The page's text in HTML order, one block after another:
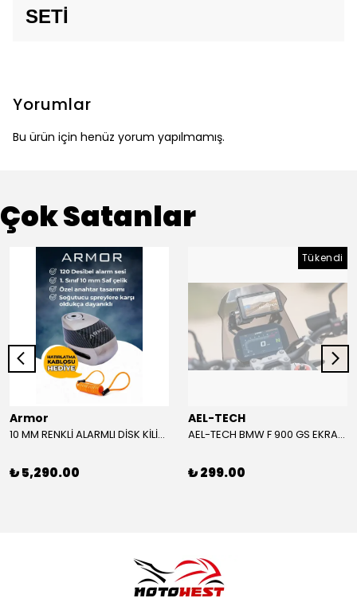
SETİ
Yorumlar
Bu ürün için henüz yorum yapılmamış.
Çok Satanlar
Armor
10 MM RENKLİ ALARMLI DİSK KİLİDİ YENİ VERSİYON
₺ 5,290.00
Tükendi
AEL-TECH
AEL-TECH BMW F 900 GS EKRAN/GÖSTERGE KORUYUCU 2024-2025
₺ 299.00